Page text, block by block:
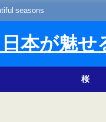
seasons
本が魅
桜